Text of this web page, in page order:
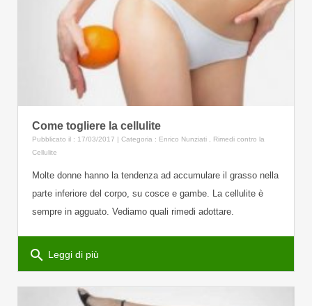
Come togliere la cellulite
Pubblicato il : 17/03/2017 | Categoria : Enrico Nunziati , Rimedi contro la
Cellulite
Molte donne hanno la tendenza ad accumulare il grasso nella
parte inferiore del corpo, su cosce e gambe. La cellulite è
sempre in agguato. Vediamo quali rimedi adottare.
search Leggi di più